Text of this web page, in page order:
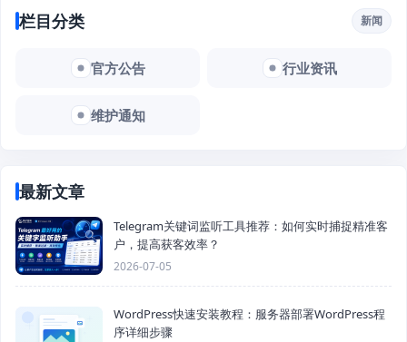
栏目分类 新闻
官方公告 行业资讯
维护通知
最新文章
Telegram关键词监听工具推荐：如何实时捕捉精准客
户，提高获客效率？
2026-07-05
WordPress快速安装教程：服务器部署WordPress程
序详细步骤